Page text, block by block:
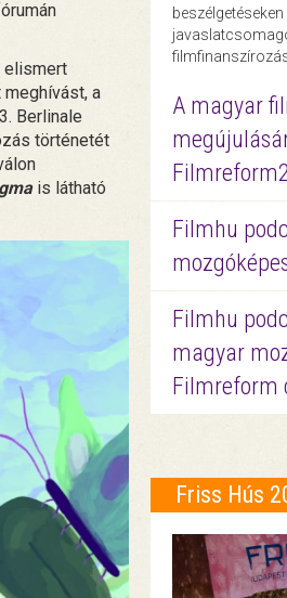
elismert
a
Berlinale
történetét
is látható
A magyar
Filmhu
Filmhu
magyar
Filmreform
Friss Hús